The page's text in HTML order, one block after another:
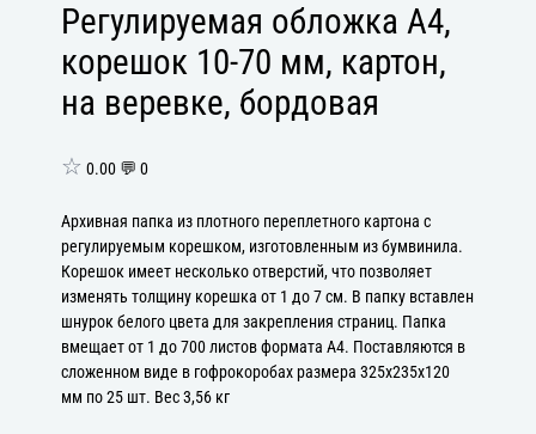
Регулируемая обложка А4,
корешок 10-70 мм, картон,
на веревке, бордовая
☆ 0.00 💬 0
Архивная папка из плотного переплетного картона с
регулируемым корешком, изготовленным из бумвинила.
Корешок имеет несколько отверстий, что позволяет
изменять толщину корешка от 1 до 7 см. В папку вставлен
шнурок белого цвета для закрепления страниц. Папка
вмещает от 1 до 700 листов формата А4. Поставляются в
сложенном виде в гофрокоробах размера 325х235х120
мм по 25 шт. Вес 3,56 кг